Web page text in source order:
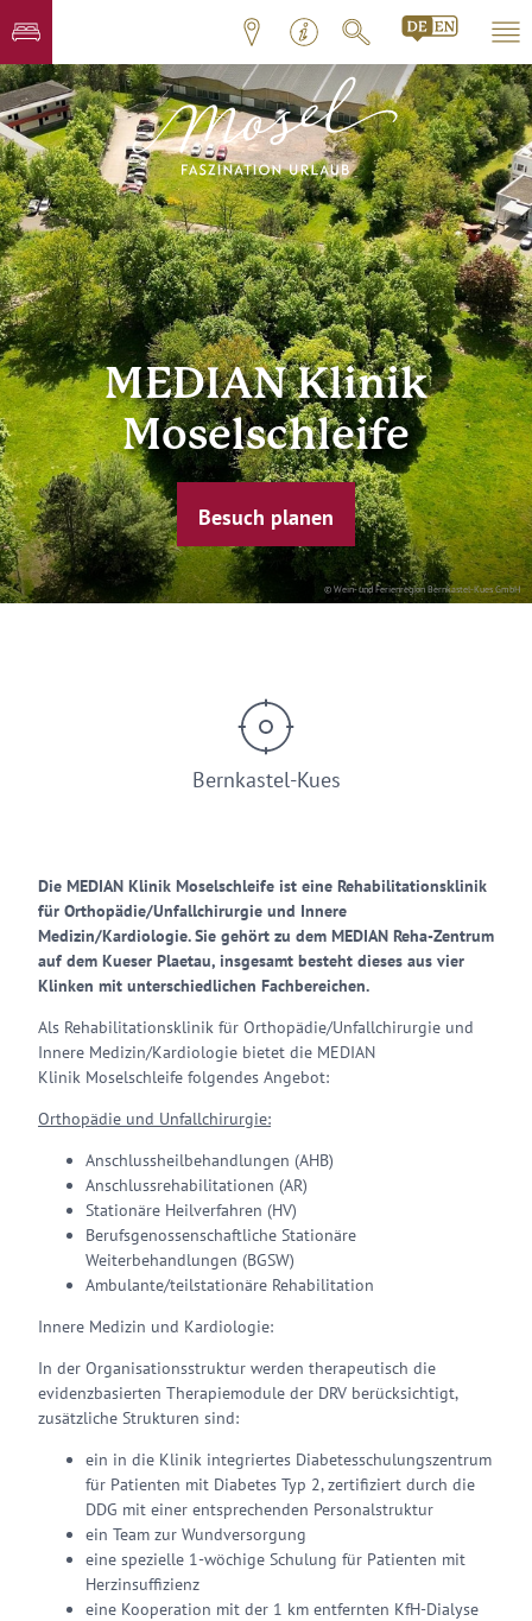
© Wein- und Ferienregion Bernkastel-Kues GmbH
MEDIAN Klinik
Moselschleife
Besuch planen
Bernkastel-Kues
Die MEDIAN Klinik Moselschleife ist eine Rehabilitationsklinik
für Orthopädie/Unfallchirurgie und Innere
Medizin/Kardiologie. Sie gehört zu dem MEDIAN Reha-Zentrum
auf dem Kueser Plaetau, insgesamt besteht dieses aus vier
Klinken mit unterschiedlichen Fachbereichen.
Als Rehabilitationsklinik für Orthopädie/Unfallchirurgie und
Innere Medizin/Kardiologie bietet die MEDIAN
Klinik Moselschleife folgendes Angebot:
Orthopädie und Unfallchirurgie:
Anschlussheilbehandlungen (AHB)
Anschlussrehabilitationen (AR)
Stationäre Heilverfahren (HV)
Berufsgenossenschaftliche Stationäre
Weiterbehandlungen (BGSW)
Ambulante/teilstationäre Rehabilitation
Innere Medizin und Kardiologie:
In der Organisationsstruktur werden therapeutisch die
evidenzbasierten Therapiemodule der DRV berücksichtigt,
zusätzliche Strukturen sind:
ein in die Klinik integriertes Diabetesschulungszentrum
für Patienten mit Diabetes Typ 2, zertifiziert durch die
DDG mit einer entsprechenden Personalstruktur
ein Team zur Wundversorgung
eine spezielle 1-wöchige Schulung für Patienten mit
Herzinsuffizienz
eine Kooperation mit der 1 km entfernten KfH-Dialyse